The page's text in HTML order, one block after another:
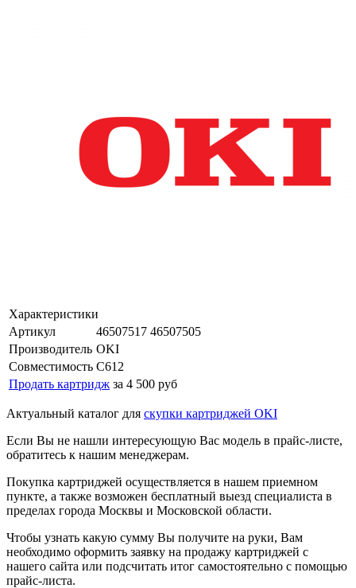
Характеристики
Артикул
46507517 46507505
Производитель OKI
Совместимость C612
Продать картридж за 4 500 руб
Актуальный каталог для скупки картриджей OKI
Если Вы не нашли интересующую Вас модель в прайс-листе,
обратитесь к нашим менеджерам.
Покупка картриджей осуществляется в нашем приемном
пункте, а также возможен бесплатный выезд специалиста в
пределах города Москвы и Московской области.
Чтобы узнать какую сумму Вы получите на руки, Вам
необходимо оформить заявку на продажу картриджей с
нашего сайта или подсчитать итог самостоятельно с помощью
прайс-листа.